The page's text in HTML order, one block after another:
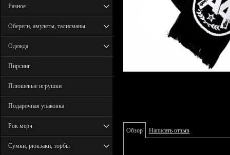
Разное
Обереги, амулеты, талисманы
Одежда
Пирсинг
Плюшевые игрушки
Подарочная упаковка
Рок мерч
Сумки, рюкзаки, торбы
Обзор Написать отзыв